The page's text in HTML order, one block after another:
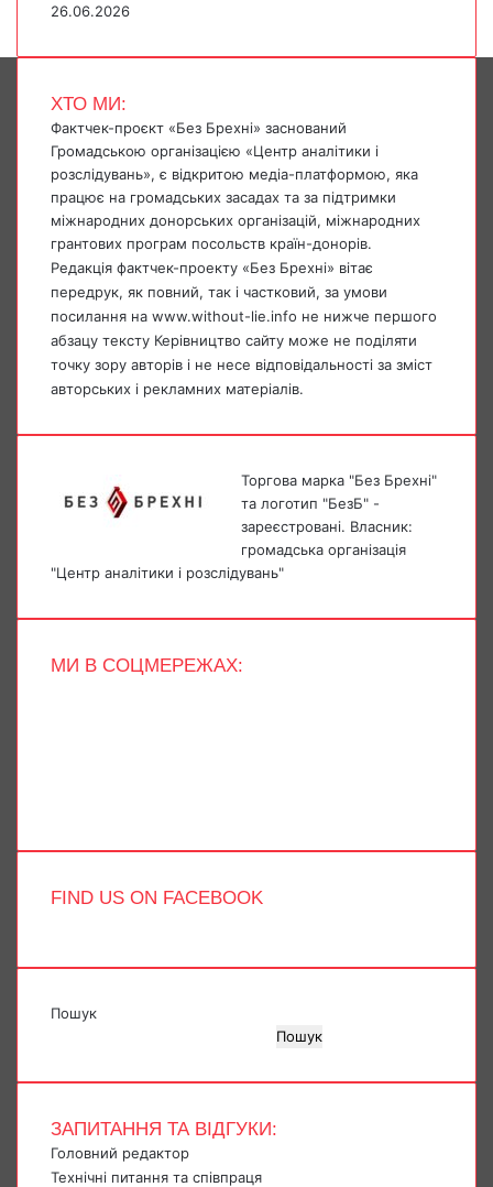
26.06.2026
ХТО МИ:
Фактчек-проєкт «Без Брехні» заснований
Громадською організацією «Центр аналітики і
розслідувань», є відкритою медіа-платформою, яка
працює на громадських засадах та за підтримки
міжнародних донорських організацій, міжнародних
грантових програм посольств країн-донорів.
Редакція фактчек-проекту «Без Брехні» вітає
передрук, як повний, так і частковий, за умови
посилання на www.without-lie.info не нижче першого
абзацу тексту Керівництво сайту може не поділяти
точку зору авторів і не несе відповідальності за зміст
авторських і рекламних матеріалів.
Торгова марка "Без Брехні"
та логотип "БезБ" -
зареєстровані. Власник:
громадська організація
"Центр аналітики і розслідувань"
МИ В СОЦМЕРЕЖАХ:
FIND US ON FACEBOOK
Пошук
Пошук
ЗАПИТАННЯ ТА ВІДГУКИ:
Головний редактор
Технічні питання та співпраця